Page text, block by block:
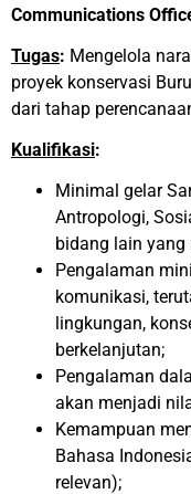
Communications
Tugas: Mengelola
proyek konservasi
dari tahap
Kualifikasi:
Minimal gelar
Antropologi,
bidang lain yang
Pengalaman
komunikasi,
lingkungan,
berkelanjutan;
Pengalaman
akan menjadi
Kemampuan
Bahasa
relevan);